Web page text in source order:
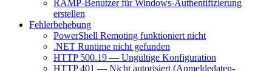
RAMP-Benutzer für Windows-Authentifizierung
erstellen
Fehlerbehebung
PowerShell Remoting funktioniert nicht
.NET Runtime nicht gefunden
HTTP 500.19 — Ungültige Konfiguration
HTTP 401 — Nicht autorisiert (Anmeldedaten-